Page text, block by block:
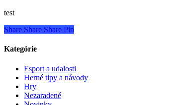
test
Share Share Share Pin
Kategórie
Esport a udalosti
Herné tipy a návody
Hry
Nezaradené